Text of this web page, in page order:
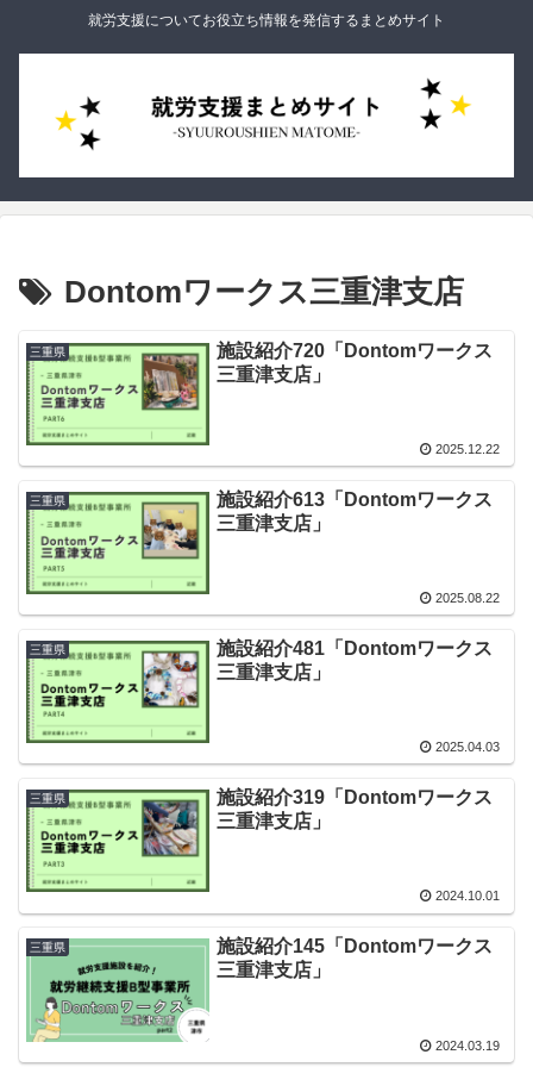
就労支援についてお役立ち情報を発信するまとめサイト
Dontomワークス三重津支店
三重県
施設紹介720「Dontomワークス
三重津支店」
2025.12.22
三重県
施設紹介613「Dontomワークス
三重津支店」
2025.08.22
三重県
施設紹介481「Dontomワークス
三重津支店」
2025.04.03
三重県
施設紹介319「Dontomワークス
三重津支店」
2024.10.01
三重県
施設紹介145「Dontomワークス
三重津支店」
2024.03.19